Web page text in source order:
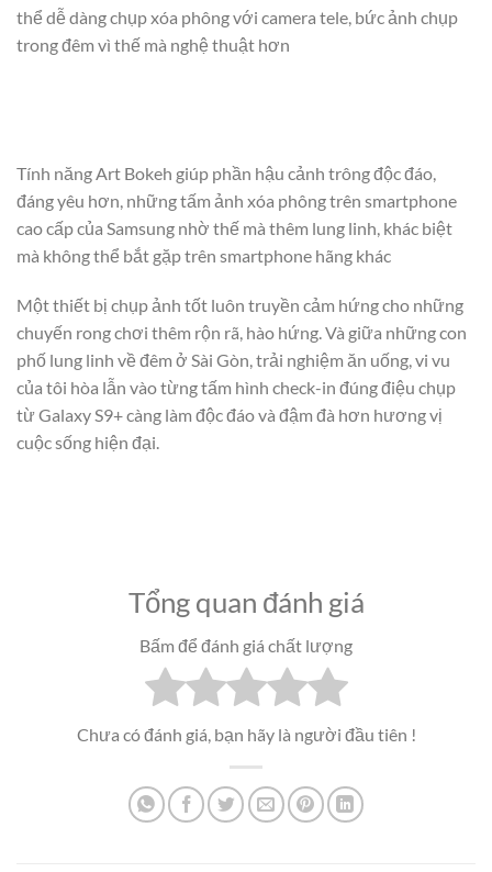
thể dễ dàng chụp xóa phông với camera tele, bức ảnh chụp
trong đêm vì thế mà nghệ thuật hơn
Tính năng Art Bokeh giúp phần hậu cảnh trông độc đáo,
đáng yêu hơn, những tấm ảnh xóa phông trên smartphone
cao cấp của Samsung nhờ thế mà thêm lung linh, khác biệt
mà không thể bắt gặp trên smartphone hãng khác
Một thiết bị chụp ảnh tốt luôn truyền cảm hứng cho những
chuyến rong chơi thêm rộn rã, hào hứng. Và giữa những con
phố lung linh về đêm ở Sài Gòn, trải nghiệm ăn uống, vi vu
của tôi hòa lẫn vào từng tấm hình check-in đúng điệu chụp
từ Galaxy S9+ càng làm độc đáo và đậm đà hơn hương vị
cuộc sống hiện đại.
Tổng quan đánh giá
Bấm để đánh giá chất lượng
Chưa có đánh giá, bạn hãy là người đầu tiên !